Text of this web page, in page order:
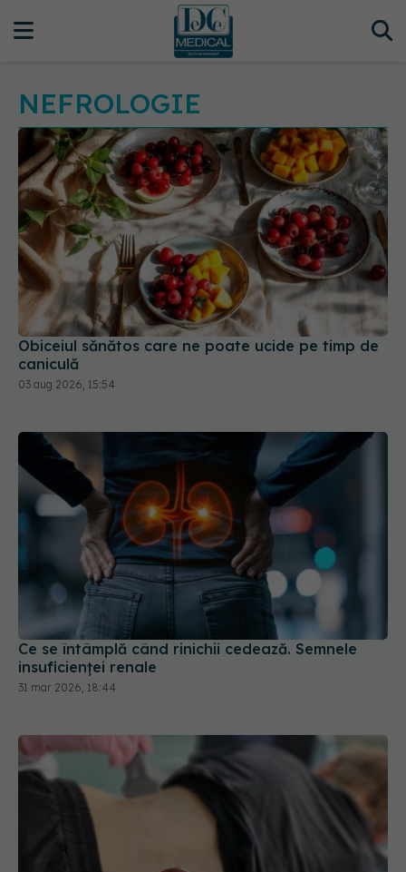
NEFROLOGIE
Obiceiul sănătos care ne poate ucide pe timp de
caniculă
03 aug 2026, 15:54
Ce se întâmplă când rinichii cedează. Semnele
insuficienței renale
31 mar 2026, 18:44